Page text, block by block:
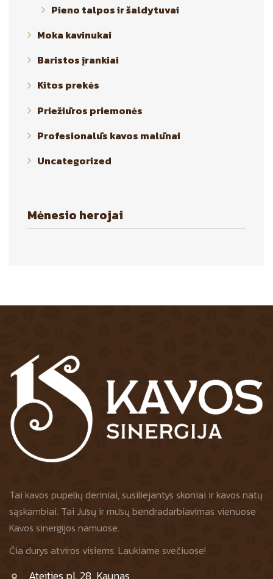
Pieno talpos ir šaldytuvai
Moka kavinukai
Baristos įrankiai
Kitos prekės
Priežiūros priemonės
Profesionalūs kavos malūnai
Uncategorized
Mėnesio herojai
Tai kavos pupelių deriniai, susiliejantys skoniai ir kavos natų
sąskambiai. Tai Jūsų ir mūsų bendradarbiavimas vienuose
Kavos sinergijos namuose.
Čia durys atviros visiems. Laukiame svečiuose!